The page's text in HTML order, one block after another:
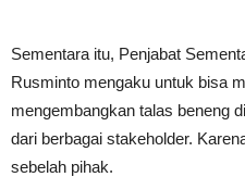
Sementara itu, Penjabat
Rusminto mengaku untuk bisa
mengembangkan talas beneng
dari berbagai stakeholder.
sebelah pihak.